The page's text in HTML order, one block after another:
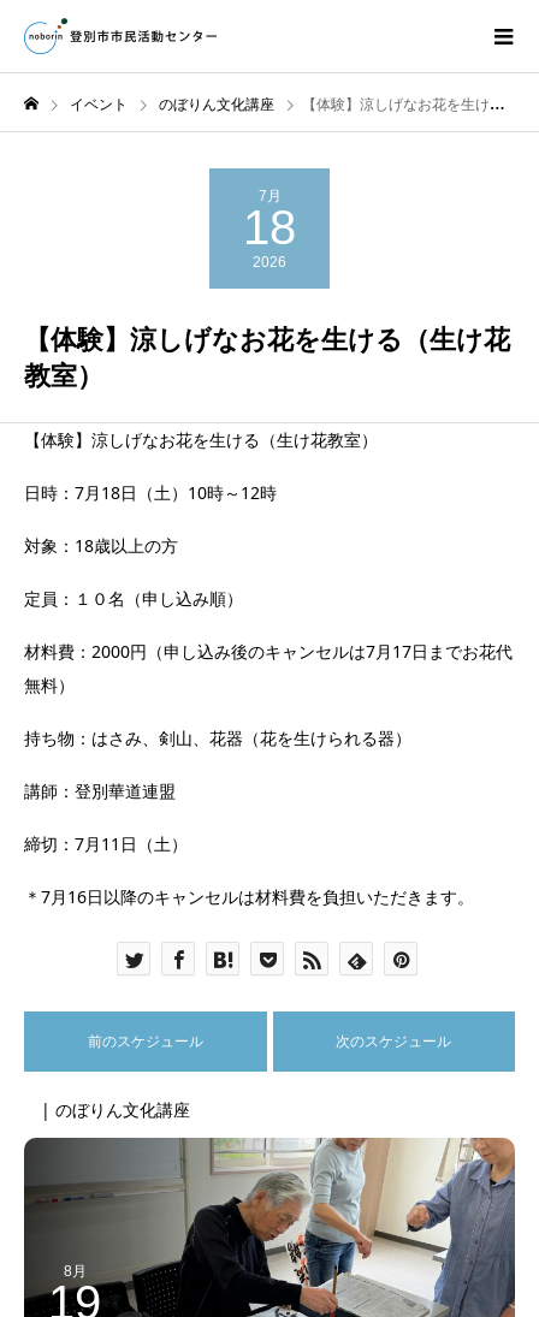
イベント のぼりん文化講座 【体験】涼しげなお花を生ける（生け花教室）
7月
18
2026
【体験】涼しげなお花を生ける（生け花
教室）
【体験】涼しげなお花を生ける（生け花教室）
日時：7月18日（土）10時～12時
対象：18歳以上の方
定員：１０名（申し込み順）
材料費：2000円（申し込み後のキャンセルは7月17日までお花代
無料）
持ち物：はさみ、剣山、花器（花を生けられる器）
講師：登別華道連盟
締切：7月11日（土）
＊7月16日以降のキャンセルは材料費を負担いただきます。
前のスケジュール 次のスケジュール
| のぼりん文化講座
8月
19